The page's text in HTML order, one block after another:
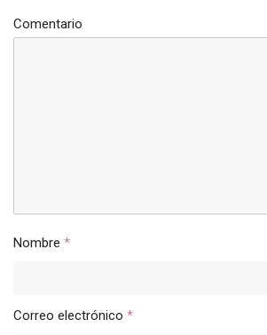
Comentario
Nombre *
Correo electrónico *